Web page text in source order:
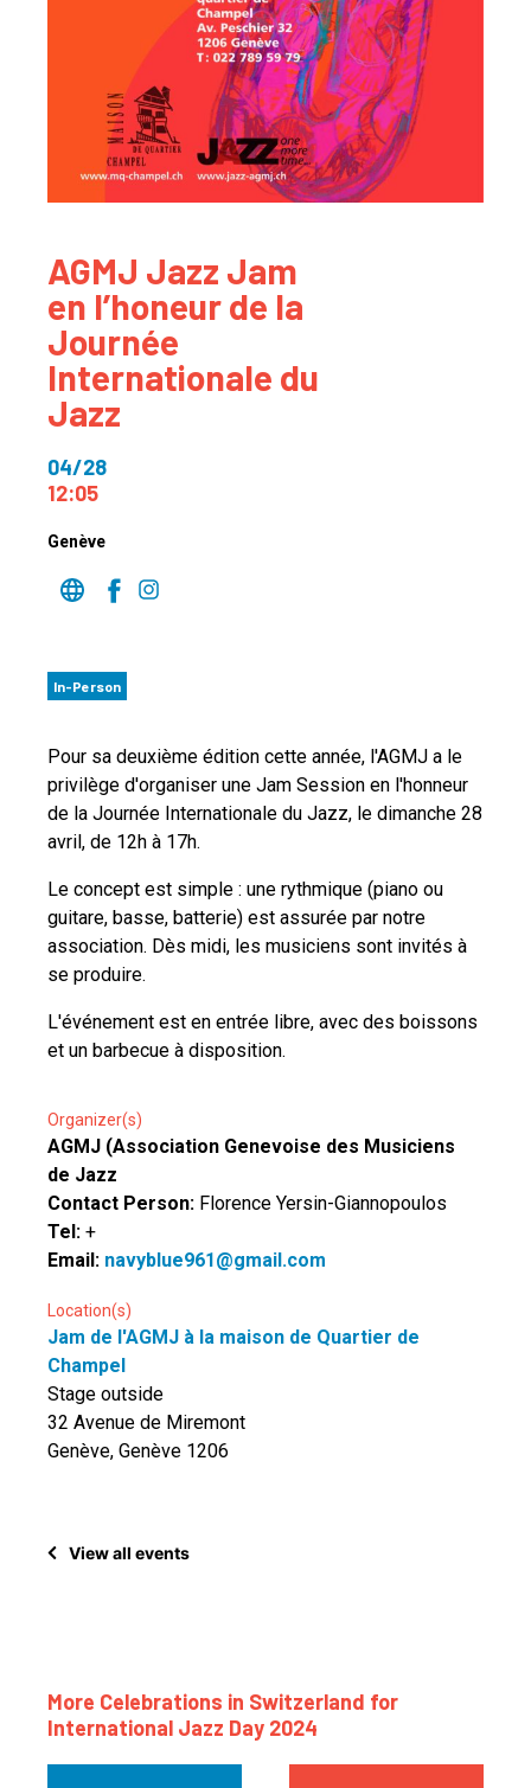
AGMJ Jazz Jam
en l’honeur de la
Journée
Internationale du
Jazz
04/28
12:05
Genève
In-Person
Pour sa deuxième édition cette année, l'AGMJ a le
privilège d'organiser une Jam Session en l'honneur
de la Journée Internationale du Jazz, le dimanche 28
avril, de 12h à 17h.
Le concept est simple : une rythmique (piano ou
guitare, basse, batterie) est assurée par notre
association. Dès midi, les musiciens sont invités à
se produire.
L'événement est en entrée libre, avec des boissons
et un barbecue à disposition.
Organizer(s)
AGMJ (Association Genevoise des Musiciens
de Jazz
Contact Person: Florence Yersin-Giannopoulos
Tel: +
Email: navyblue961@gmail.com
Location(s)
Jam de l'AGMJ à la maison de Quartier de
Champel
Stage outside
32 Avenue de Miremont
Genève, Genève 1206
View all events
More Celebrations in Switzerland for
International Jazz Day 2024